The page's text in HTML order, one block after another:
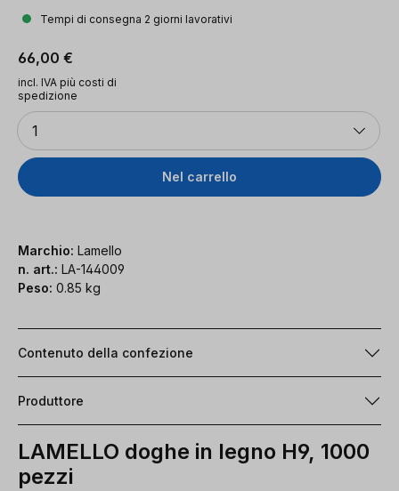
Tempi di consegna 2 giorni lavorativi
Prezzo normale:
66,00 €
incl. IVA più costi di
spedizione
Quantità
1
Nel carrello
Marchio: Lamello
n. art.: LA-144009
Peso: 0.85 kg
Contenuto della confezione
Produttore
LAMELLO doghe in legno H9, 1000
pezzi